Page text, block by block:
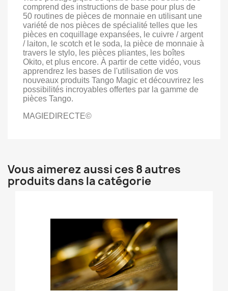
comprend des instructions de base pour plus de
50 routines de pièces de monnaie en utilisant une
variété de nos pièces de spécialité telles que les
pièces en coquillage expansées, le cuivre / argent
/ laiton, le scotch et le soda, la pièce de monnaie à
travers le stylo, les pièces pliantes, les boîtes
Okito, et plus encore. À partir de cette vidéo, vous
apprendrez les bases de l'utilisation de vos
nouveaux produits Tango Magic et découvrirez les
possibilités incroyables offertes par la gamme de
pièces Tango.
MAGIEDIRECTE©
Vous aimerez aussi ces 8 autres
produits dans la catégorie